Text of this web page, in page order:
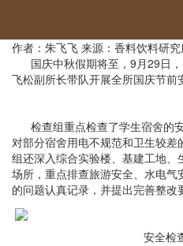
作者：朱飞飞 来源：香料饮料研
国庆中秋假期将至，9月29日，
飞松副所长带队开展全所国庆节前
检查组重点检查了学生宿舍的
对部分宿舍用电不规范和卫生较
组还深入综合实验楼、基建工地
场所，重点排查旅游安全、水电
的问题认真记录，并提出完善整改
安全检